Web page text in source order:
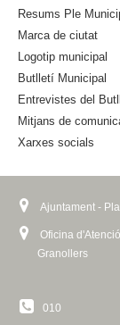
t
e
r
n
a
Resums Ple
Marca de ciutat
Logotip municipal
Butlletí Municipal
Entrevistes del
Mitjans de
Xarxes socials
Ajuntament -
Oficina
Granollers
010